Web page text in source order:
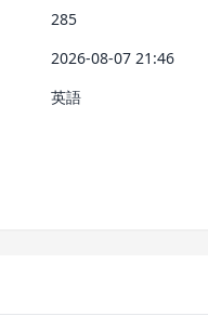
285
2026-08-07 21:46
英語